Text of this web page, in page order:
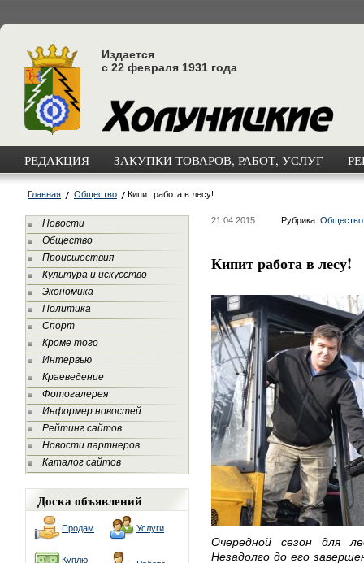
Издается
с 22 февраля 1931 года
РЕДАКЦИЯ ЗАКУПКИ ТОВАРОВ, РАБОТ, УСЛУГ
Главная Общество Кипит работа в лесу!
Новости
Общество
Происшествия
Культура и искусство
Экономика
Политика
Спорт
Кроме того
Интервью
Краеведение
Фотогалерея
Информер новостей
Рейтинг сайтов
Новости партнеров
Каталог сайтов
Доска объявлений
Продам Услуги
Куплю
21.04.2015 Рубрика: Общество
Кипит работа в лесу!
Очередной сезон для
Незадолго до его